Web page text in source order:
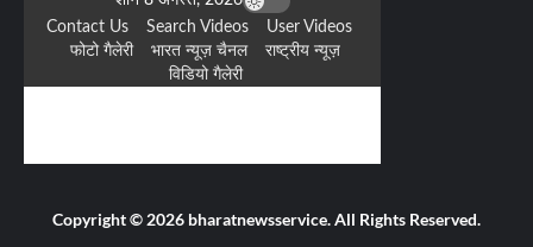
Copyright © 2026 bharatnewsservice. All Rights Reserved.